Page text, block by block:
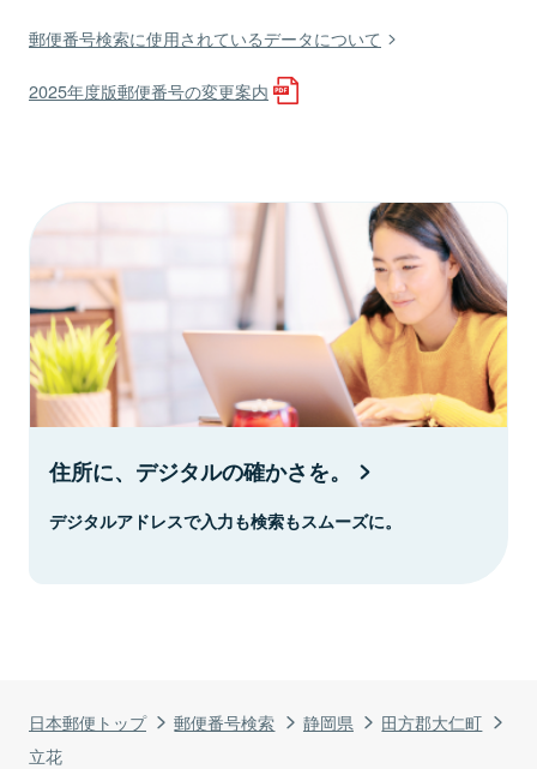
日本郵便トップ 郵便番号検索 静岡県
田方郡大仁町
立花
郵便番号検索に使用されているデータについて
2025年度版郵便番号の変更案内
住所に、デジタルの確かさを。
デジタルアドレスで入力も検索もスムーズに。